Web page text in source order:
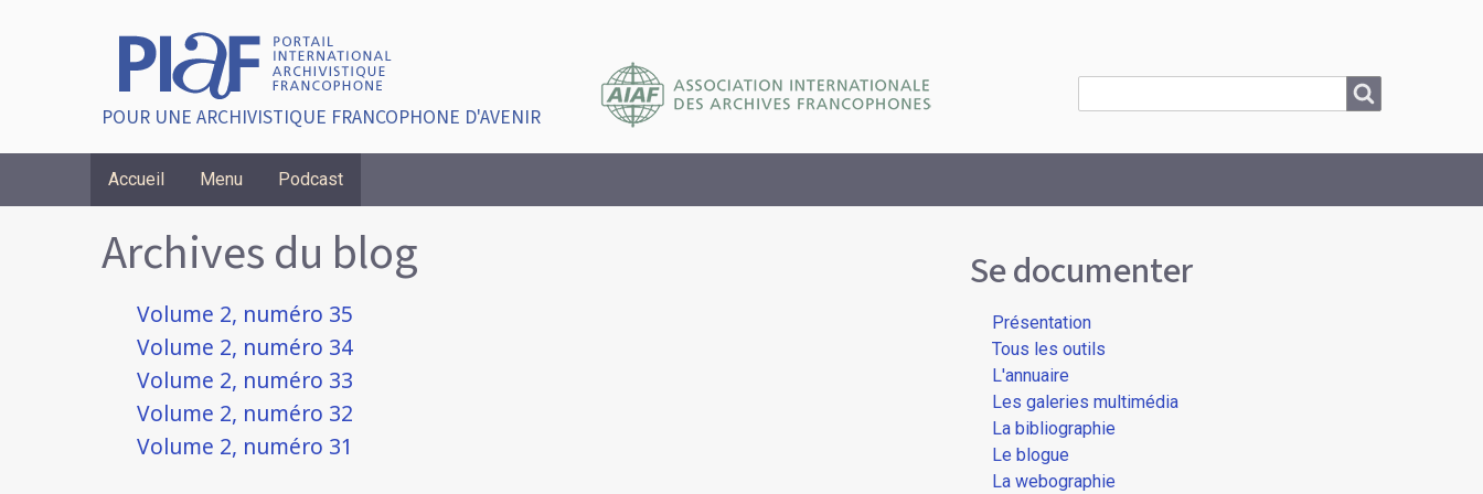
POUR UNE ARCHIVISTIQUE FRANCOPHONE D'AVENIR Search
Accueil Menu Podcast
Breadcrumbs
Archives du blog
Volume 2, numéro 35
Volume 2, numéro 34
Volume 2, numéro 33
Volume 2, numéro 32
Volume 2, numéro 31
Se documenter
Présentation
Tous les outils
L'annuaire
Les galeries multimédia
La bibliographie
Le blogue
La webographie